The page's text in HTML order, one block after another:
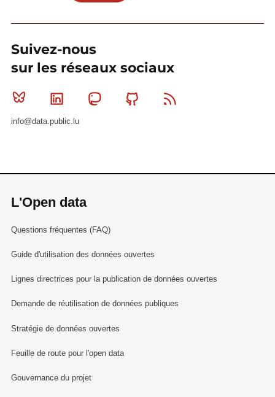
Suivez-nous
sur les réseaux sociaux
Bluesky Linkedin MastodonGithub
info@data.public.lu
L'Open data
Questions fréquentes (FAQ)
Guide d'utilisation des données ouvertes
Lignes directrices pour la publication de données ouvertes
Demande de réutilisation de données publiques
Stratégie de données ouvertes
Feuille de route pour l'open data
Gouvernance du projet